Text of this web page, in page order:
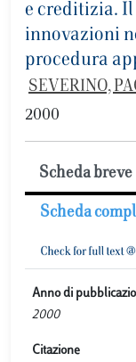
e creditizia.
innovazioni
procedura
SEVERINO,
2000
Scheda breve
Scheda
Anno di
2000
Citazione